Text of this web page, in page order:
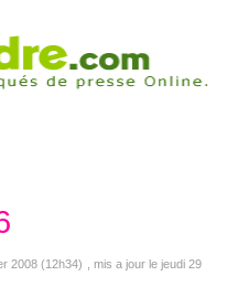
2008 (12h34)
, mis a jour le jeudi 29